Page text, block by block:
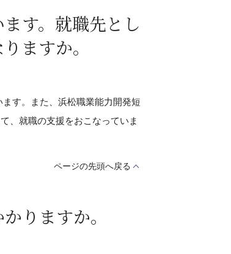
す。就職先とし
ますか。
す。また、浜松職業能力開発短
、就職の支援をおこなっていま
ページの先頭へ戻る
りますか。